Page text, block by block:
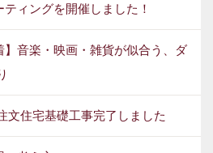
ティングを開催しました！
】音楽・映画・雑貨が似合う、ダ
文住宅基礎工事完了しました